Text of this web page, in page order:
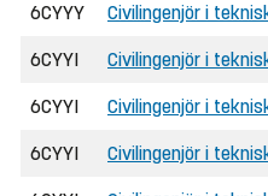
6CYYY Civilingenjör i
6CYYI Civilingenjör i
6CYYI Civilingenjör i
6CYYI Civilingenjör i